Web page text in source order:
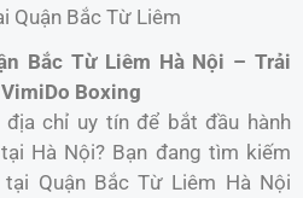
Quận Bắc Từ Liêm
Bắc Từ Liêm Hà Nội – Trải
Boxing
chỉ uy tín để bắt đầu hành
Hà Nội? Bạn đang tìm kiếm
Quận Bắc Từ Liêm Hà Nội